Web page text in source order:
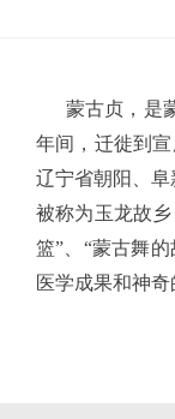
蒙古贞，是蒙
年间，迁徙到
辽宁省朝阳、
被称为玉龙故
篮”、“蒙古舞
医学成果和神奇